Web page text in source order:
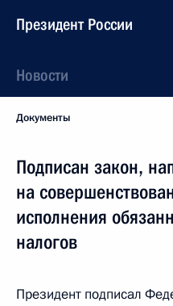
Президент России
Новости
Документы
Подписан закон,
на
исполнения
налогов
Президент подписал